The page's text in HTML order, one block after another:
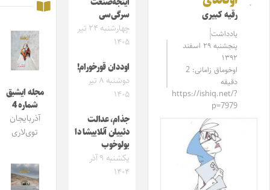
رقیه کبیری
یادداشت
پنجشنبه ۲۹ اسفند
۱۳۹۲
اوخوماق زامانی: 2
دقیقه
https://ishiq.net/?
p=7979
سرگی‌سی
چهارشنبه ۲۴ تیر
۱۴۰۵
اوددان قورخورام!
دوشنبه ۸ تیر
۱۴۰۵
جذام، عدالت
دئییلن آنلاییشا دا
یولوخوب
یکشنبه ۹ آذر
۱۴۰۴
مجله ایشیق
شماره 4
آذربایجان
توی‌لاری